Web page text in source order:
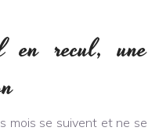
en recul, une
mois se suivent et ne se